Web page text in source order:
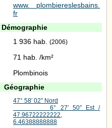
www. plombiereslesbains.
fr
Démographie
1 936 hab. (2006)
71 hab. /km²
Plombinois
Géographie
47° 58′ 02″ Nord
6° 27′ 50″ Est /
47.96722222222,
6.46388888888